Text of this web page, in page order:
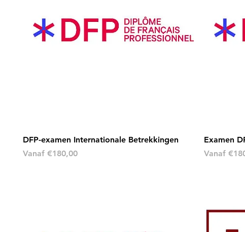
DFP-examen Internationale Betrekkingen
Vanaf €180,00
Verkoopprijs
Examen
Vanaf